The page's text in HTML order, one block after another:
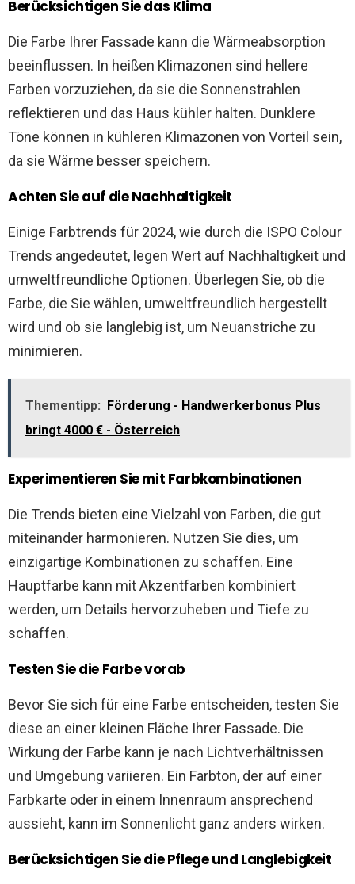
Berücksichtigen Sie das Klima
Die Farbe Ihrer Fassade kann die Wärmeabsorption
beeinflussen. In heißen Klimazonen sind hellere
Farben vorzuziehen, da sie die Sonnenstrahlen
reflektieren und das Haus kühler halten. Dunklere
Töne können in kühleren Klimazonen von Vorteil sein,
da sie Wärme besser speichern.
Achten Sie auf die Nachhaltigkeit
Einige Farbtrends für 2024, wie durch die ISPO Colour
Trends angedeutet, legen Wert auf Nachhaltigkeit und
umweltfreundliche Optionen. Überlegen Sie, ob die
Farbe, die Sie wählen, umweltfreundlich hergestellt
wird und ob sie langlebig ist, um Neuanstriche zu
minimieren.
Thementipp:
Förderung - Handwerkerbonus Plus
bringt 4000 € - Österreich
Experimentieren Sie mit Farbkombinationen
Die Trends bieten eine Vielzahl von Farben, die gut
miteinander harmonieren. Nutzen Sie dies, um
einzigartige Kombinationen zu schaffen. Eine
Hauptfarbe kann mit Akzentfarben kombiniert
werden, um Details hervorzuheben und Tiefe zu
schaffen.
Testen Sie die Farbe vorab
Bevor Sie sich für eine Farbe entscheiden, testen Sie
diese an einer kleinen Fläche Ihrer Fassade. Die
Wirkung der Farbe kann je nach Lichtverhältnissen
und Umgebung variieren. Ein Farbton, der auf einer
Farbkarte oder in einem Innenraum ansprechend
aussieht, kann im Sonnenlicht ganz anders wirken.
Berücksichtigen Sie die Pflege und Langlebigkeit